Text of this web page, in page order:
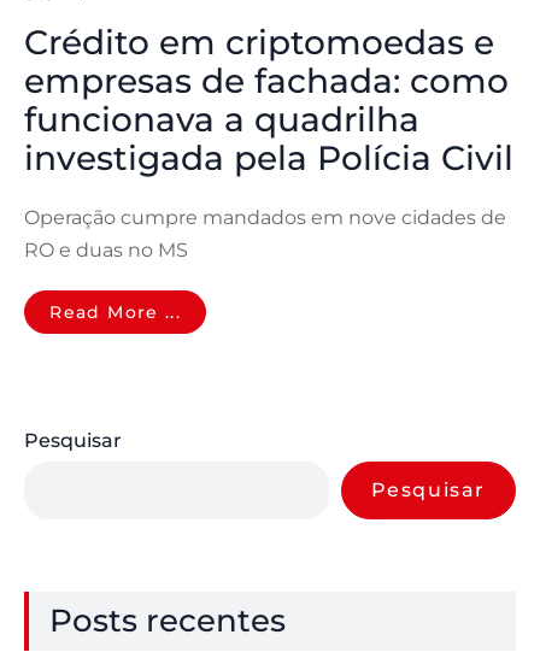
Crédito em criptomoedas e
empresas de fachada: como
funcionava a quadrilha
investigada pela Polícia Civil
Operação cumpre mandados em nove cidades de
RO e duas no MS
Read More ...
Pesquisar
Pesquisar
Posts recentes